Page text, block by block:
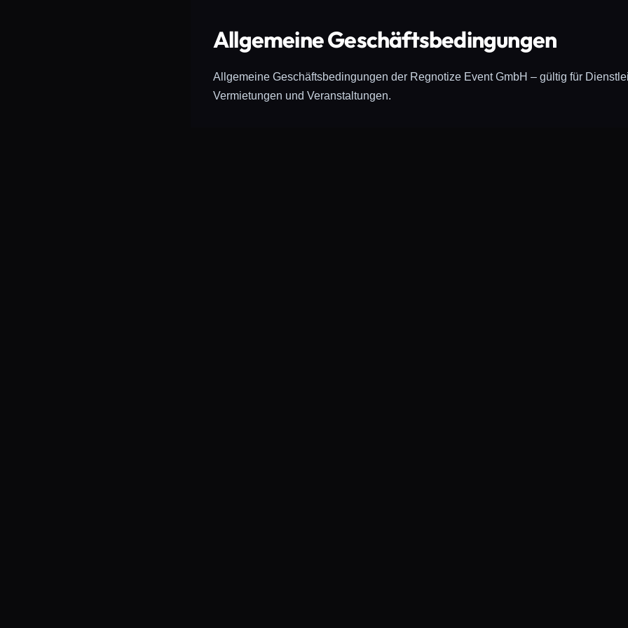
Allgemeine Geschäftsbedingungen
Allgemeine Geschäftsbedingungen der Regnotize Event GmbH – gültig für
Vermietungen und Veranstaltungen.